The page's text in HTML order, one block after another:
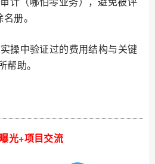
册。
操中验证过的费用结构与关键
助。
光+项目交流